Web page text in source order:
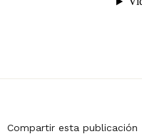
Compartir esta publicación